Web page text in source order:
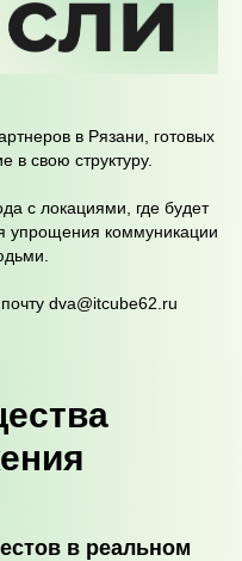
в Рязани, готовых
в свою структуру.
с локациями, где будет
упрощения коммуникации
dva@itcube62.ru
в реальном